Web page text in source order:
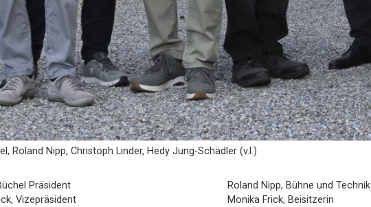
Roland Nipp, Christoph Linder, Hedy Jung-Schädler (v.l.)
Präsident
Vizepräsident
Roland Nipp, Bühne und Technik
Monika Frick, Beisitzerin